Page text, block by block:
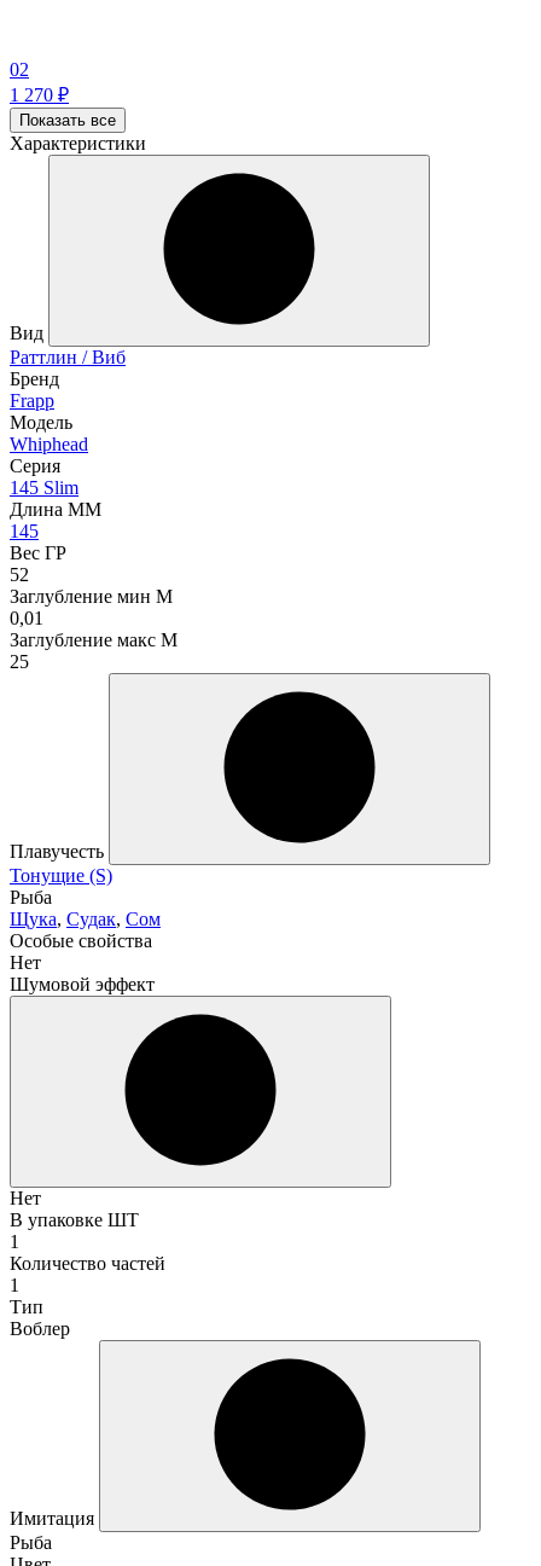
02
1 270 ₽
Показать все
Характеристики
Вид
Раттлин / Виб
Бренд
Frapp
Модель
Whiphead
Серия
145 Slim
Длина ММ
145
Вес ГР
52
Заглубление мин М
0,01
Заглубление макс М
25
Плавучесть
Тонущие (S)
Рыба
Щука, Судак, Сом
Особые свойства
Нет
Шумовой эффект
Нет
В упаковке ШТ
1
Количество частей
1
Тип
Воблер
Имитация
Рыба